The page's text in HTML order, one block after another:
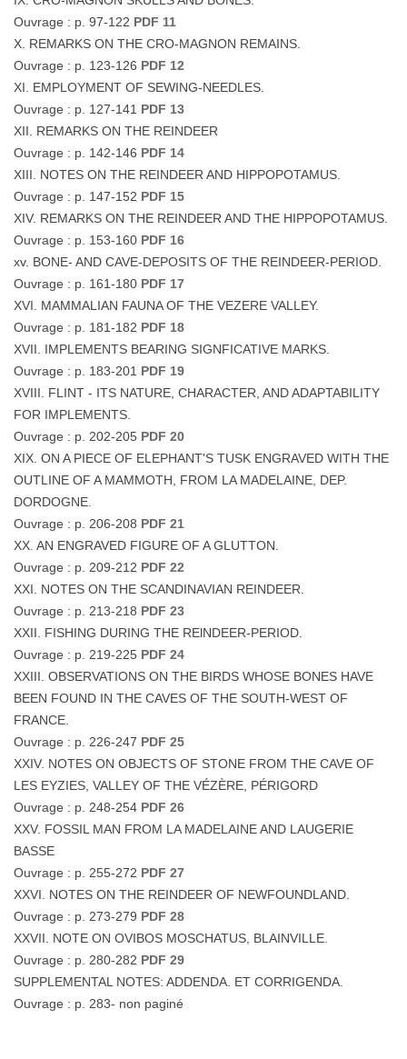
Ouvrage : p. 97-122 PDF 11
X. REMARKS ON THE CRO-MAGNON REMAINS.
Ouvrage : p. 123-126 PDF 12
XI. EMPLOYMENT OF SEWING-NEEDLES.
Ouvrage : p. 127-141 PDF 13
XII. REMARKS ON THE REINDEER
Ouvrage : p. 142-146 PDF 14
XIII. NOTES ON THE REINDEER AND HIPPOPOTAMUS.
Ouvrage : p. 147-152 PDF 15
XIV. REMARKS ON THE REINDEER AND THE HIPPOPOTAMUS.
Ouvrage : p. 153-160 PDF 16
xv. BONE- AND CAVE-DEPOSITS OF THE REINDEER-PERIOD.
Ouvrage : p. 161-180 PDF 17
XVI. MAMMALIAN FAUNA OF THE VEZERE VALLEY.
Ouvrage : p. 181-182 PDF 18
XVII. IMPLEMENTS BEARING SIGNFICATIVE MARKS.
Ouvrage : p. 183-201 PDF 19
XVIII. FLINT - ITS NATURE, CHARACTER, AND ADAPTABILITY
FOR IMPLEMENTS.
Ouvrage : p. 202-205 PDF 20
XIX. ON A PIECE OF ELEPHANT'S TUSK ENGRAVED WITH THE
OUTLINE OF A MAMMOTH, FROM LA MADELAINE, DEP.
DORDOGNE.
Ouvrage : p. 206-208 PDF 21
XX. AN ENGRAVED FIGURE OF A GLUTTON.
Ouvrage : p. 209-212 PDF 22
XXI. NOTES ON THE SCANDINAVIAN REINDEER.
Ouvrage : p. 213-218 PDF 23
XXII. FISHING DURING THE RElNDEER-PERIOD.
Ouvrage : p. 219-225 PDF 24
XXIII. OBSERVATIONS ON THE BIRDS WHOSE BONES HAVE
BEEN FOUND IN THE CAVES OF THE SOUTH-WEST OF
FRANCE.
Ouvrage : p. 226-247 PDF 25
XXIV. NOTES ON OBJECTS OF STONE FROM THE CAVE OF
LES EYZIES, VALLEY OF THE VÉZÈRE, PÉRIGORD
Ouvrage : p. 248-254 PDF 26
XXV. FOSSIL MAN FROM LA MADELAINE AND LAUGERIE
BASSE
Ouvrage : p. 255-272 PDF 27
XXVI. NOTES ON THE REINDEER OF NEWFOUNDLAND.
Ouvrage : p. 273-279 PDF 28
XXVII. NOTE ON OVIBOS MOSCHATUS, BLAINVILLE.
Ouvrage : p. 280-282 PDF 29
SUPPLEMENTAL NOTES: ADDENDA. ET CORRIGENDA.
Ouvrage : p. 283- non paginé